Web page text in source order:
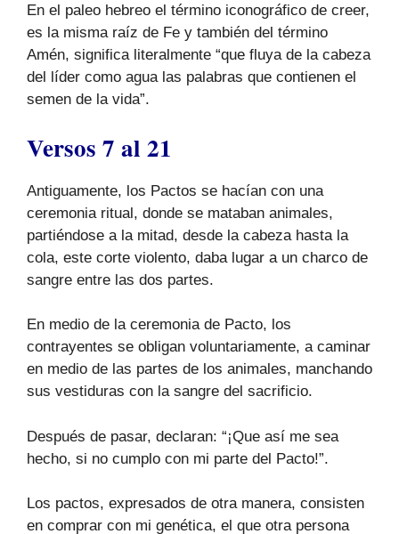
En el paleo hebreo el término iconográfico de creer,
es la misma raíz de Fe y también del término
Amén, significa literalmente “que fluya de la cabeza
del líder como agua las palabras que contienen el
semen de la vida”.
Versos 7 al 21
Antiguamente, los Pactos se hacían con una
ceremonia ritual, donde se mataban animales,
partiéndose a la mitad, desde la cabeza hasta la
cola, este corte violento, daba lugar a un charco de
sangre entre las dos partes.
En medio de la ceremonia de Pacto, los
contrayentes se obligan voluntariamente, a caminar
en medio de las partes de los animales, manchando
sus vestiduras con la sangre del sacrificio.
Después de pasar, declaran: “¡Que así me sea
hecho, si no cumplo con mi parte del Pacto!”.
Los pactos, expresados de otra manera, consisten
en comprar con mi genética, el que otra persona